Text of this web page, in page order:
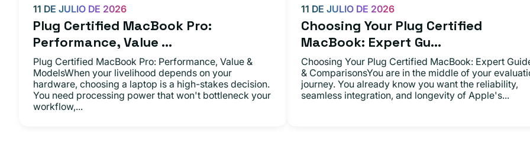
Plug Certified MacBook Pro:
Performance, Value ...
11 DE JULIO DE 2026
Plug Certified MacBook Pro: Performance, Value &
ModelsWhen your livelihood depends on your
hardware, choosing a laptop is a high-stakes decision.
You need processing power that won't bottleneck your
workflow,...
Choosing Your Plug Certified
MacBook: Expert Gu...
11 DE JULIO DE 2026
Choosing Your Plug Certified MacBook: Expert
& ComparisonsYou are in the middle of your
journey. You already know you want the reliability,
seamless integration, and longevity of Apple's...